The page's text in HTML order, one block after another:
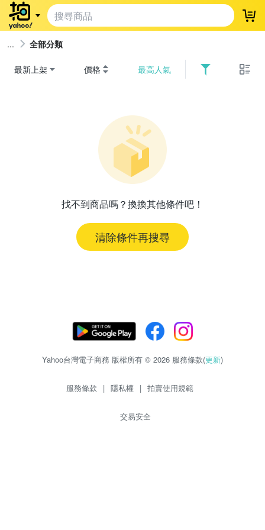
登
全部分類
最新上架 價格 最高人氣
找不到商品嗎？換換其他條件吧！
清除條件再搜尋
Yahoo台灣電子商務 版權所有 © 2026 服務條款(更新)
服務條款 | 隱私權 | 拍賣使用規範
交易安全